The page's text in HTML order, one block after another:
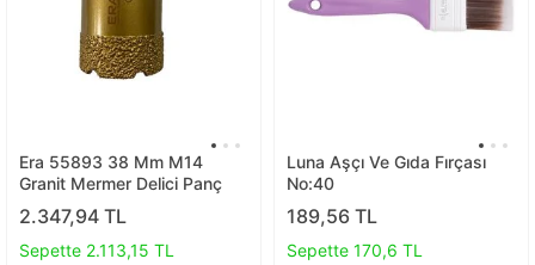
Era 55893 38 Mm M14
Granit Mermer Delici Panç
2.347,94 TL
Sepette 2.113,15 TL
Luna Aşçı Ve Gıda Fırçası
No:40
189,56 TL
Sepette 170,6 TL